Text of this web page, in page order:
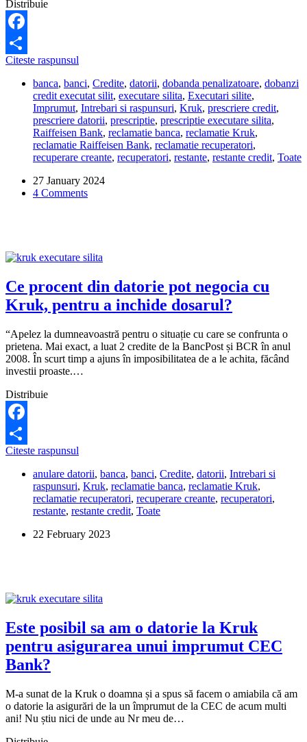
Distribuie
Facebook
Share
Citeste raspunsul
vandut
la
Kruk
creditul,
cu
dobanzi
viitoare.
corect?
Ce
banca, banci, Credite, datorii, dobanda penalizatoare, dobanzi
credit executat silit, executare silita, Executari silite,
Imprumut, Intrebari si raspunsuri, Kruk, prescriere credit,
prescriere datorii, prescriptie, prescriptie executare silita,
Raiffeisen Bank, reclamatie banca, reclamatie Kruk,
reclamatie Raiffeisen Bank, reclamatie recuperatori,
recuperare creante, recuperatori, restante, restante credit, Toate
27 January 2024
4 Comments
Ce procent din datorie pot negocia cu
Kruk, pentru a inchide dosarul?
“Apelez la dumneavoastră pentru o situație cu care se confrunta o
prietena. Mai exact, a luat 2 credite de la BancPost și BCR în anul
2008. În scurt timp a ajuns în imposibilitatea de a le achita, făcând
investii proaste.…
Distribuie
Facebook
Share
Citeste raspunsul
din
datorie
pot
negocia
Kruk,
anulare datorii, banca, banci, Credite, datorii, Intrebari si
raspunsuri, Kruk, reclamatie banca, reclamatie Kruk,
reclamatie recuperatori, recuperare creante, recuperatori,
restante, restante credit, Toate
22 February 2023
Este posibil sa am o datorie la Kruk
pentru asigurarea unui imprumut CEC
Bank?
M-a sunat de la Kruk o doamna și a spus să facem o amiabila că am
o datorie la asigurări de la un împrumut de la CEC de acum multi
ani! Nu știu nici de unde au Nr meu de…